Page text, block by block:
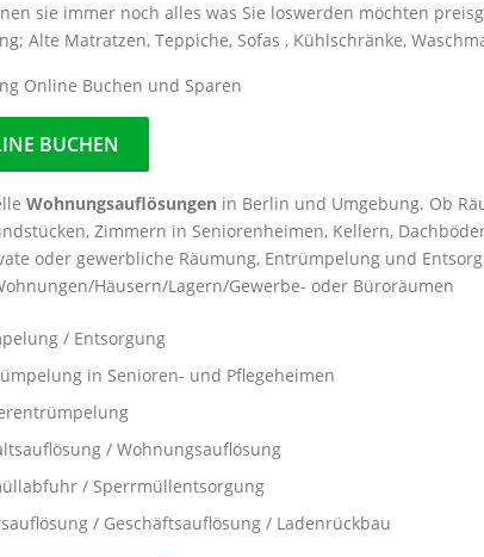
sie immer noch alles was Sie loswerden möchten
Alte Matratzen, Teppiche, Sofas , Kühlschränke,
Online Buchen und Sparen
BUCHEN
Wohnungsauflösungen in Berlin und Umgebung. Ob
Zimmern in Seniorenheimen, Kellern,
oder gewerbliche Räumung, Entrümpelung und
Häusern/Lagern/Gewerbe- oder Büroräumen
/ Entsorgung
in Senioren- und Pflegeheimen
/ Wohnungsauflösung
/ Sperrmüllentsorgung
/ Geschäftsauflösung / Ladenrückbau